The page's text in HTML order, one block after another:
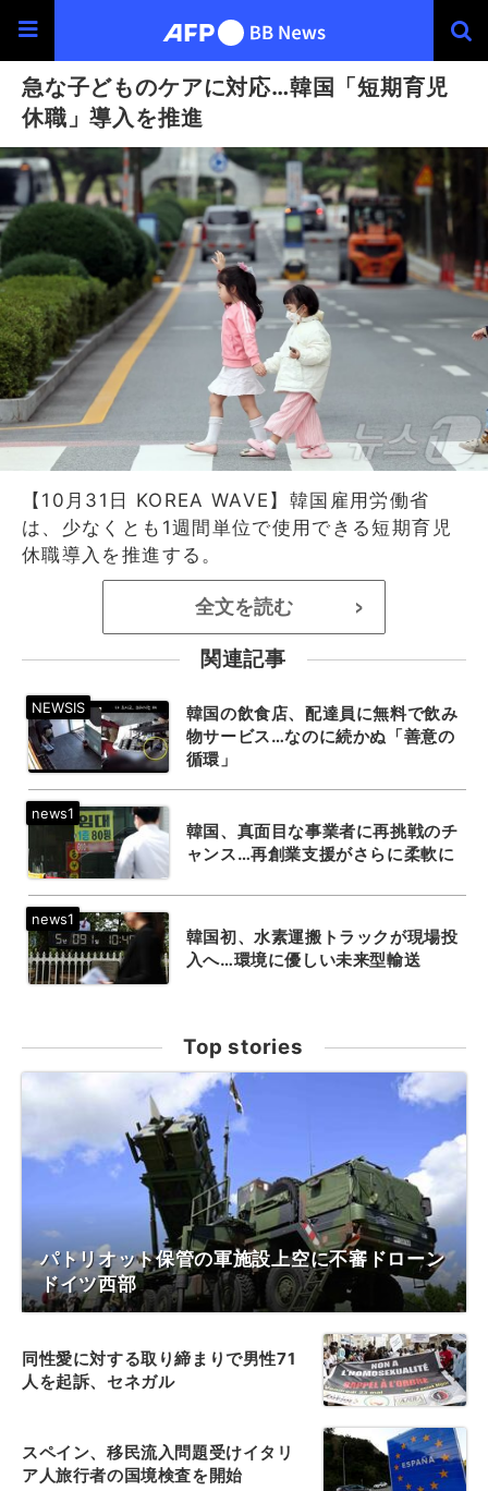
急な子どものケアに対応…韓国「短期育児
休職」導入を推進
【10月31日 KOREA WAVE】韓国雇用労働省
は、少なくとも1週間単位で使用できる短期育児
休職導入を推進する。
全文を読む >
関連記事
韓国の飲食店、配達員に無料で飲み
物サービス…なのに続かぬ「善意の
循環」
韓国、真面目な事業者に再挑戦のチ
ャンス…再創業支援がさらに柔軟に
韓国初、水素運搬トラックが現場投
入へ…環境に優しい未来型輸送
Top stories
パトリオット保管の軍施設上空に不審ドローン
ドイツ西部
同性愛に対する取り締まりで男性71
人を起訴、セネガル
スペイン、移民流入問題受けイタリ
ア人旅行者の国境検査を開始